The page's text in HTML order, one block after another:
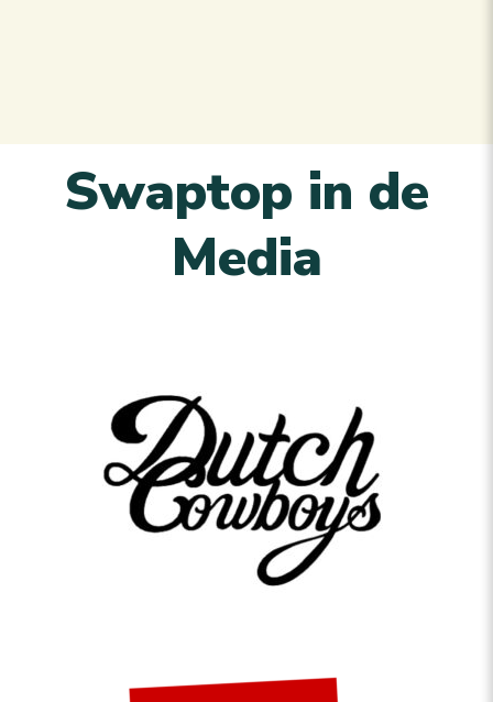
Swaptop in de
Media